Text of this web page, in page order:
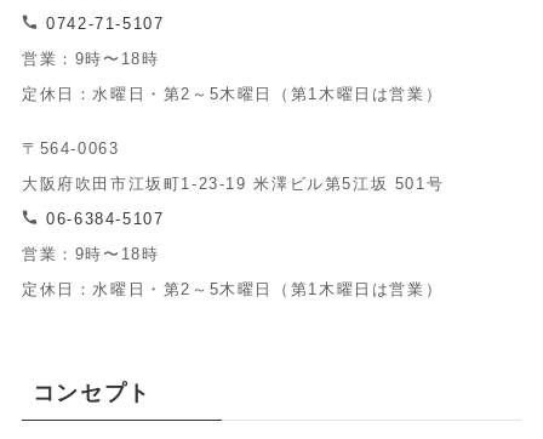
0742-71-5107
営業：9時〜18時
定休日：水曜日・第2～5木曜日（第1木曜日は営業）
〒564-0063
大阪府吹田市江坂町1-23-19 米澤ビル第5江坂 501号
06-6384-5107
営業：9時〜18時
定休日：水曜日・第2～5木曜日（第1木曜日は営業）
コンセプト